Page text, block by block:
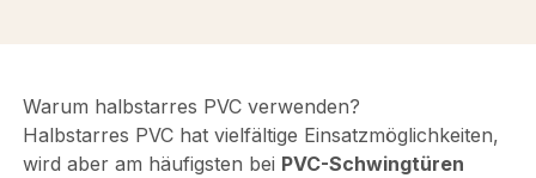
Warum halbstarres PVC verwenden?
Halbstarres PVC hat vielfältige Einsatzmöglichkeiten,
wird aber am häufigsten bei PVC-Schwingtüren